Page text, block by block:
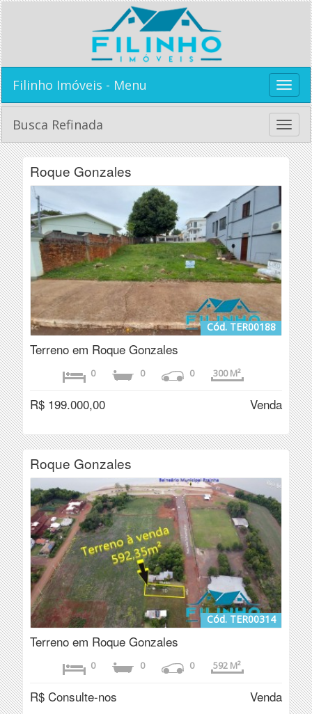
Toggle
Filinho Imóveis - Menu
Toggle
Busca Refinada
Roque Gonzales
Cód. TER00188
Terreno em Roque Gonzales
0 0 0 300 M²
R$ 199.000,00 Venda
Roque Gonzales
Cód. TER00314
Terreno em Roque Gonzales
0 0 0 592 M²
R$ Consulte-nos Venda